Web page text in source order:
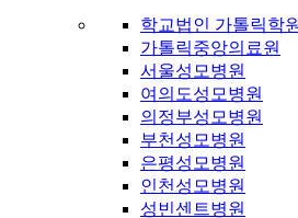
학교법인 가톨릭학원
가톨릭중앙의료원
서울성모병원
여의도성모병원
의정부성모병원
부천성모병원
은평성모병원
인천성모병원
성빈센트병원